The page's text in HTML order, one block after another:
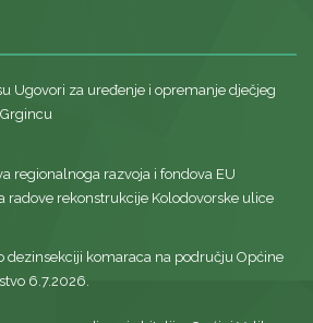
Ugovori za uređenje i opremanje dječjeg
regionalnoga razvoja i fondova EU
radove rekonstrukcije Kolodovorske ulice
dezinsekciji komaraca na području Općine
6.7.2026.